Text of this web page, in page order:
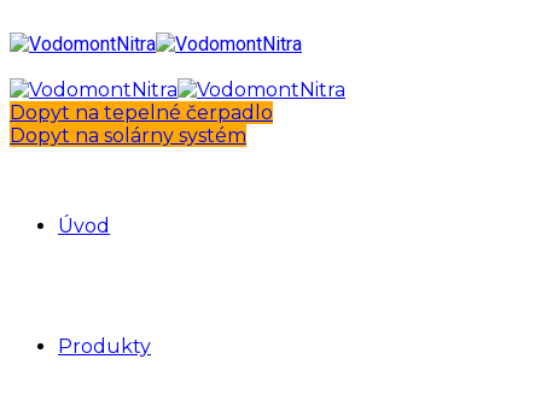
Dopyt na tepelné čerpadlo
Dopyt na solárny systém
Úvod
Produkty